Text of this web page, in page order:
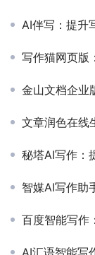
AI伴写：提升写
写作猫网页版：高
金山文档企业版：提
文章润色在线生成，
秘塔AI写作：提升写
智媒AI写作助手官
百度智能写作：
AI汇语智能写作官